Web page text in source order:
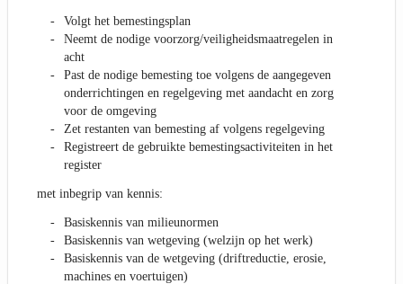
Volgt het bemestingsplan
Neemt de nodige voorzorg/veiligheidsmaatregelen in
acht
Past de nodige bemesting toe volgens de aangegeven
onderrichtingen en regelgeving met aandacht en zorg
voor de omgeving
Zet restanten van bemesting af volgens regelgeving
Registreert de gebruikte bemestingsactiviteiten in het
register
met inbegrip van kennis:
Basiskennis van milieunormen
Basiskennis van wetgeving (welzijn op het werk)
Basiskennis van de wetgeving (driftreductie, erosie,
machines en voertuigen)